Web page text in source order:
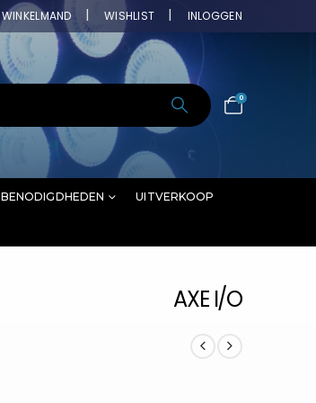
WINKELMAND WISHLIST INLOGGEN
0
BENODIGDHEDEN UITVERKOOP
AXE I/O